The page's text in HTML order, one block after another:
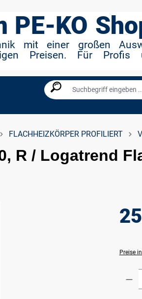
PE-KO
mit einer großen
Preisen. Für Profis
FLACHHEIZKÖRPER PROFILIERT
R / Logatrend
Preise